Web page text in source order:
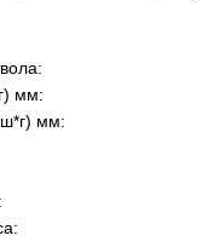
мм:
мм: